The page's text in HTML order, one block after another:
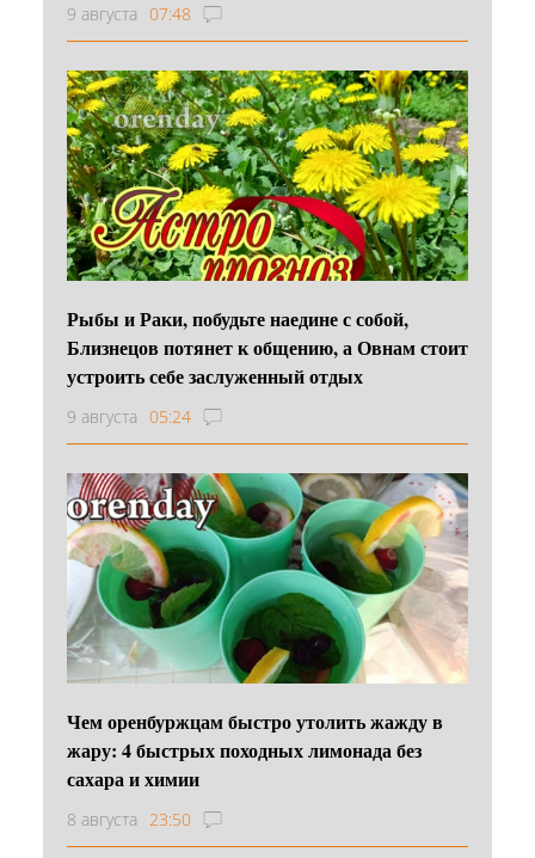
9 августа 07:48
Рыбы и Раки, побудьте наедине с собой,
Близнецов потянет к общению, а Овнам стоит
устроить себе заслуженный отдых
9 августа 05:24
Чем оренбуржцам быстро утолить жажду в
жару: 4 быстрых походных лимонада без
сахара и химии
8 августа 23:50